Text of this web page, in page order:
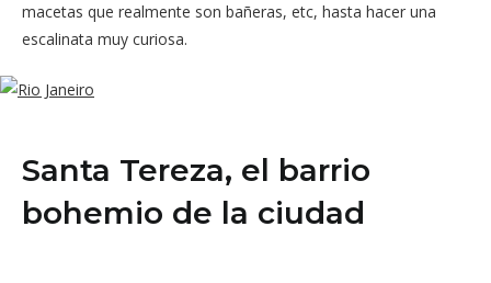
macetas que realmente son bañeras, etc, hasta hacer una
escalinata muy curiosa.
Santa Tereza, el barrio
bohemio de la ciudad